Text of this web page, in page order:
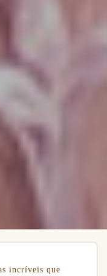
incríveis que